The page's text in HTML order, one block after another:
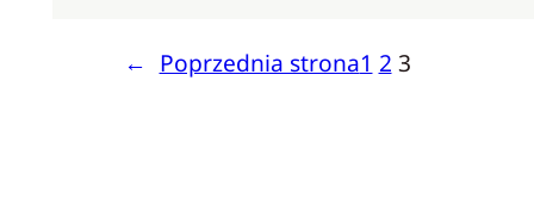
← Poprzednia strona1 2 3